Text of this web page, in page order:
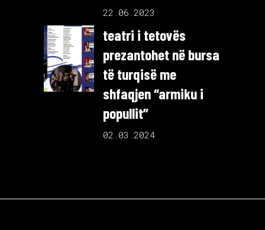
22.06.2023
teatri i tetovës
prezantohet në bursa
të turqisë me
shfaqjen “armiku i
popullit”
02.03.2024